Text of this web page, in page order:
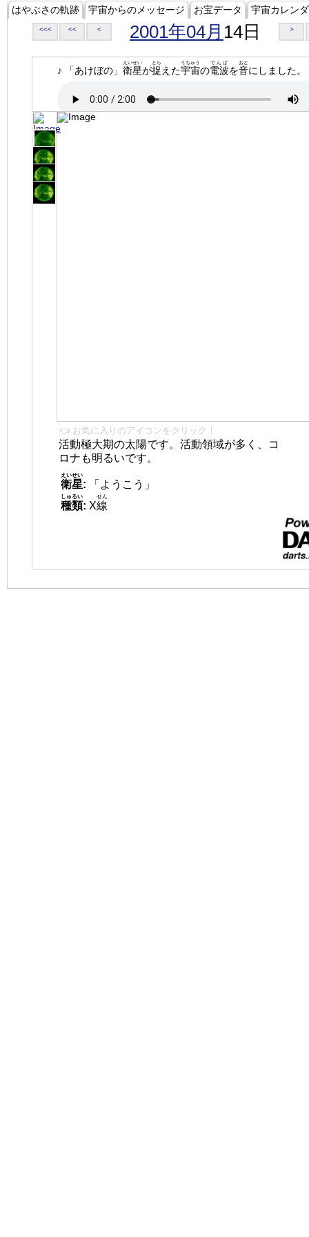
はやぶさの軌跡 宇宙からのメッセージ お宝データ 宇宙カレン
<<< << < 2001年04月 14日 >
♪ 「あけぼの」 衛星
えいせい
が捉
とら
えた宇宙
うちゅう
の電波
でんぱ
を音
おと
にしました。
👈 お気に入りのアイコンをクリック！
活動極大期の太陽です。活動領域が多く、コ
ロナも明るいです。
衛星
えいせい
:
「ようこう」
種類
しゅるい
: X線
せん